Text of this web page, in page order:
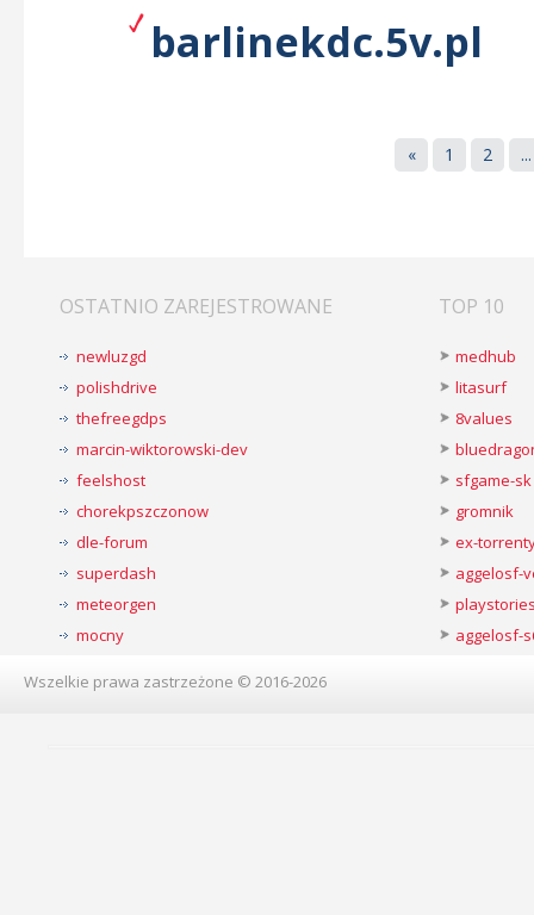
barlinekdc.5v.pl
« 1 2 ...
OSTATNIO ZAREJESTROWANE
newluzgd
polishdrive
thefreegdps
marcin-wiktorowski-dev
feelshost
chorekpszczonow
dle-forum
superdash
meteorgen
mocny
TOP 10
medhub
litasurf
8values
sfgame-sk
gromnik
ex-
aggelosf-
aggelosf-
Wszelkie prawa zastrzeżone © 2016-2026